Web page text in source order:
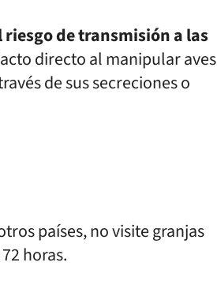
riesgo de transmisión a las
directo al manipular aves
de sus secreciones o
países, no visite granjas
horas.